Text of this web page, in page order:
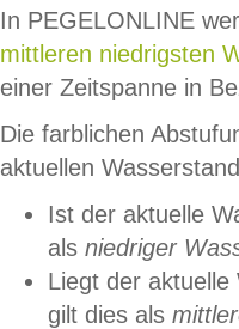
In PEGELONLINE
mittleren niedrigsten
einer Zeitspanne in
Die farblichen
aktuellen
Ist der aktuelle
als niedriger
Liegt der
gilt dies als